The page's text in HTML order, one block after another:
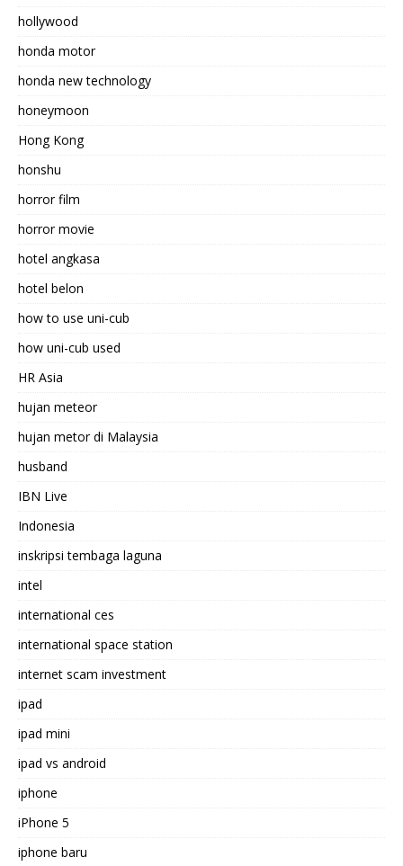
hollywood
honda motor
honda new technology
honeymoon
Hong Kong
honshu
horror film
horror movie
hotel angkasa
hotel belon
how to use uni-cub
how uni-cub used
HR Asia
hujan meteor
hujan metor di Malaysia
husband
IBN Live
Indonesia
inskripsi tembaga laguna
intel
international ces
international space station
internet scam investment
ipad
ipad mini
ipad vs android
iphone
iPhone 5
iphone baru